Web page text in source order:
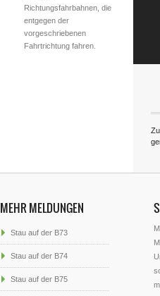
Richtungsfahrbahnen, die
entgegen der
vorgeschriebenen
Fahrtrichtung fahren.
MEHR MELDUNGEN
Stau auf der B73
Stau auf der B74
Stau auf der B75